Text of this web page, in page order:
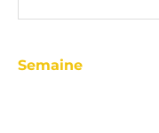
Semaine